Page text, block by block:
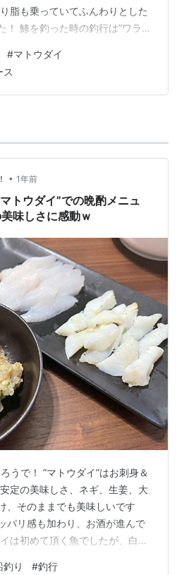
脂も乗っていてふんわりとした
！ 鯵を釣った時の釣行は”ワラ
て帳消し！な美味しさでしたｗ
お刺身が美味しかった”マ
味しいと聞いていたので、迷い
刺身派でしたが、【ムニエル】
#マトウダイ
ス
• 1年前
トウダイ”での晩酌メニュ
味しさに感動ｗ
うで！ ”マトウダイ”はお刺身＆
定の美味しさ、ネギ、生姜、大
、そのままでも美味しいです
パリ感も加わり、お酒が進んで
は初めて頂く魚でしたが、白身
釣り #釣行